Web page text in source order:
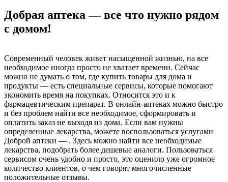
Добрая аптека — все что нужно рядом
с домом!
Современный человек живет насыщенной жизнью, на все
необходимое иногда просто не хватает времени. Сейчас
можно не думать о том, где купить товары для дома и
продукты — есть специальные сервисы, которые помогают
экономить время на покупках. Относится это и к
фармацевтическим препарат. В онлайн-аптеках можно быстро
и без проблем найти все необходимое, сформировать и
оплатить заказ не выходя из дома. Если вам нужны
определенные лекарства, можете воспользоваться услугами
Доброй аптеки — . Здесь можно найти все необходимые
лекарства, подобрать более дешевые аналоги. Пользоваться
сервисом очень удобно и просто, это оценило уже огромное
количество клиентов, о чем говорят многочисленные
положительные отзывы.